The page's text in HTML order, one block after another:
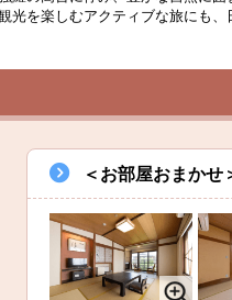
光を楽しむアクティブな旅にも、
＜お部屋おまか